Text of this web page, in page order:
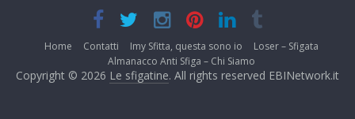
Home Contatti Imy Sfitta, questa sono io
Loser – Sfigata
Almanacco Anti Sfiga – Chi Siamo
Copyright © 2026 Le sfigatine. All rights reserved EBINetwork.it